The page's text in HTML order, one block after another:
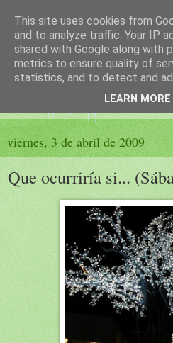
El sueño de las
PÁGINA LITERARIA DE FELISA
viernes, 3 de abril de 2009
Que ocurriría si...
This site uses cookies from
and to analyze traffic. Your IP
shared with Google along with
metrics to ensure quality of
statistics, and to detect and
LEARN MORE